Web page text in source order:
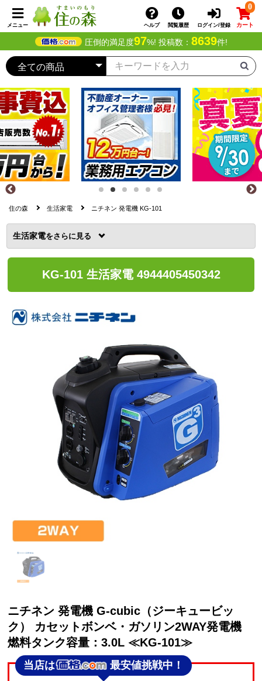
メニュー ヘルプ 閲覧履歴 ログイン/登録
0
カート
圧倒的満足度97%! 投稿数： 8639件!
住の森 生活家電 ニチネン 発電機 KG-101
生活家電を
KG-101 生活家電 4944405450342
ニチネン 発電機 G-cubic（ジーキュービッ
ク） カセットボンベ・ガソリン2WAY発電機
燃料タンク容量：3.0L ≪KG-101≫
当店は 最安値挑戦中！